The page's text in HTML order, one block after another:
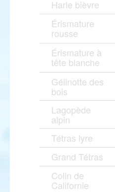
Harle bièvre
Érismature
rousse
Érismature à
tête blanche
Gélinotte des
bois
Lagopède
alpin
Tétras lyre
Grand Tétras
Colin de
Californie